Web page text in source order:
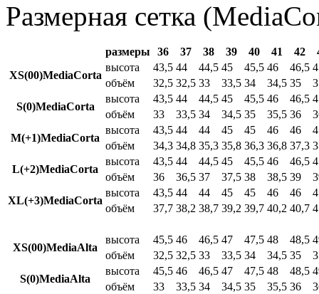
Размерная сетка
размеры 36 37 38 39 40 41 42
XS(00)MediaCorta
высота 43,5 44 44,5 45 45,5 46 46,5
объём
32,5 32,5 33 33,5 34 34,5 35
S(0)MediaCorta
высота 43,5 44 44,5 45 45,5 46 46,5
объём
33 33,5 34 34,5 35 35,5 36
M(+1)MediaCorta
высота 43,5 44 44 45 45 46 46
объём
34,3 34,8 35,3 35,8 36,3 36,8 37,3
L(+2)MediaCorta
высота 43,5 44 44,5 45 45,5 46 46,5
объём
36 36,5 37 37,5 38 38,5 39
XL(+3)MediaCorta
высота 43,5 44 44 45 45 46 46
объём
37,7 38,2 38,7 39,2 39,7 40,2 40,7
XS(00)MediaAlta
высота 45,5 46 46,5 47 47,5 48 48,5
объём
32,5 32,5 33 33,5 34 34,5 35
S(0)MediaAlta
высота 45,5 46 46,5 47 47,5 48 48,5
объём
33 33,5 34 34,5 35 35,5 36